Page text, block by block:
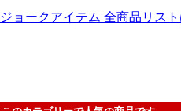
ジョークアイテム 全商品リスト